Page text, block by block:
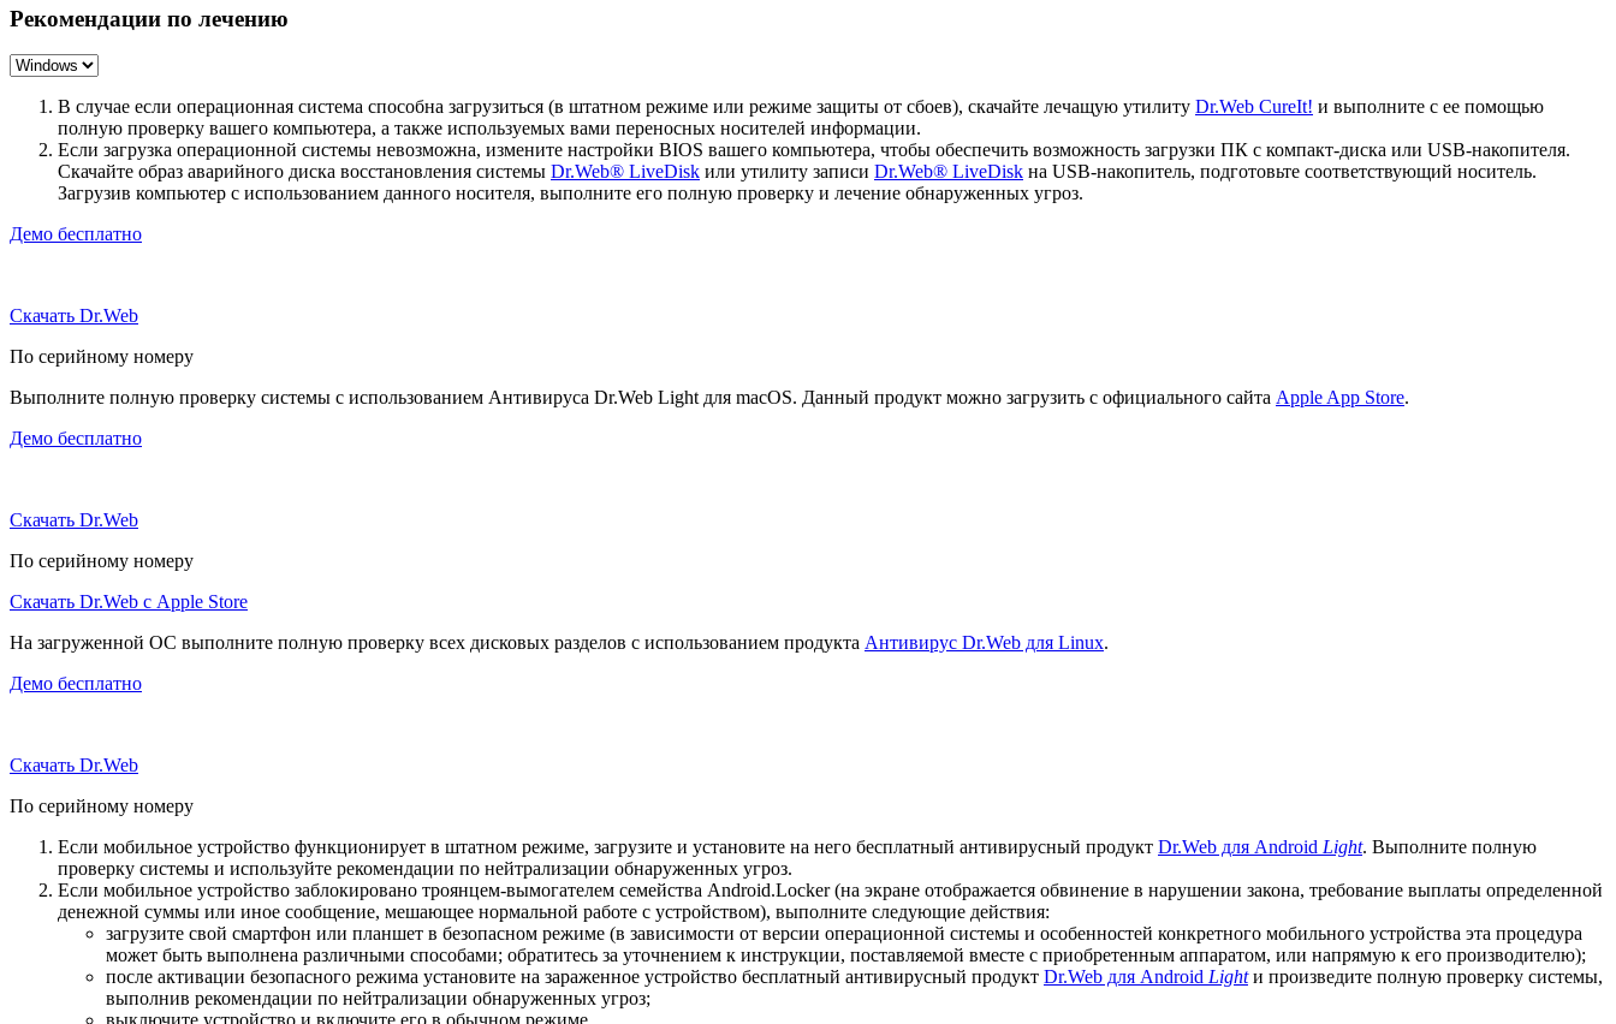
Рекомендации по лечению
В случае если операционная система способна загрузиться (в штатном режиме или режиме защиты от сбоев), скачайте лечащую утилиту Dr.Web CureIt! и выполните с ее помощью
полную проверку вашего компьютера, а также используемых вами переносных носителей информации.
Если загрузка операционной системы невозможна, измените настройки BIOS вашего компьютера, чтобы обеспечить возможность загрузки ПК с компакт-диска или USB-накопителя.
Скачайте образ аварийного диска восстановления системы Dr.Web® LiveDisk или утилиту записи Dr.Web® LiveDisk на USB-накопитель, подготовьте соответствующий носитель.
Загрузив компьютер с использованием данного носителя, выполните его полную проверку и лечение обнаруженных угроз.
Демо бесплатно
Скачать Dr.Web
По серийному номеру
Выполните полную проверку системы с использованием Антивируса Dr.Web Light для macOS. Данный продукт можно загрузить с официального сайта Apple App Store.
Демо бесплатно
Скачать Dr.Web
По серийному номеру
Скачать Dr.Web с Apple Store
На загруженной ОС выполните полную проверку всех дисковых разделов с использованием продукта Антивирус Dr.Web для Linux.
Демо бесплатно
Скачать Dr.Web
По серийному номеру
Если мобильное устройство функционирует в штатном режиме, загрузите и установите на него бесплатный антивирусный продукт Dr.Web для Android Light. Выполните полную
проверку системы и используйте рекомендации по нейтрализации обнаруженных угроз.
Если мобильное устройство заблокировано троянцем-вымогателем семейства Android.Locker (на экране отображается обвинение в нарушении закона, требование выплаты определенной
денежной суммы или иное сообщение, мешающее нормальной работе с устройством), выполните следующие действия:
загрузите свой смартфон или планшет в безопасном режиме (в зависимости от версии операционной системы и особенностей конкретного мобильного устройства эта процедура
может быть выполнена различными способами; обратитесь за уточнением к инструкции, поставляемой вместе с приобретенным аппаратом, или напрямую к его производителю);
после активации безопасного режима установите на зараженное устройство бесплатный антивирусный продукт Dr.Web для Android Lightи произведите полную проверку системы,
выполнив рекомендации по нейтрализации обнаруженных угроз;